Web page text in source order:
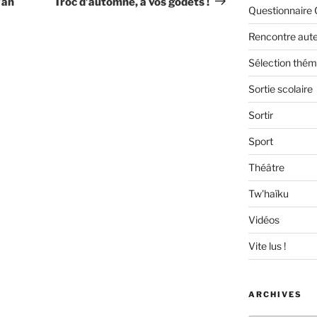
Questionnaire
Rencontre
Sélection
Sortie scolaire
Sortir
Sport
Théâtre
Tw'haïku
Vidéos
Vite lus !
ARCHIVES